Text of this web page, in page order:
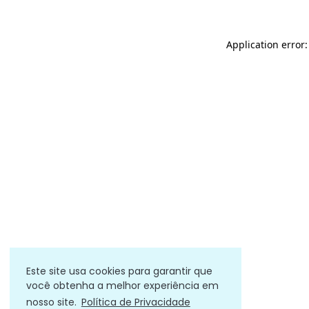
Este site usa cookies para garantir que
você obtenha a melhor experiência em
nosso site. Política de Privacidade
Application